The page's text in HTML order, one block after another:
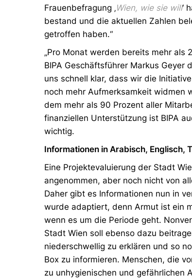
Frauenbefragung ‚Wien, wie sie will‘
bestand und die aktuellen Zahlen
getroffen haben.“
„Pro Monat werden bereits mehr als
BIPA Geschäftsführer Markus Geyer
uns schnell klar, dass wir die
noch mehr Aufmerksamkeit widmen
dem mehr als 90 Prozent aller
finanziellen Unterstützung ist BIPA
wichtig.
Informationen in Arabisch, Englisch,
Eine Projektevaluierung der Stadt
angenommen, aber noch nicht von
Daher gibt es Informationen nun in
wurde adaptiert, denn Armut ist ein
wenn es um die Periode geht.
Stadt Wien soll ebenso dazu
niederschwellig zu erklären und so
Box zu informieren. Menschen, die
zu unhygienischen und gefährlichen